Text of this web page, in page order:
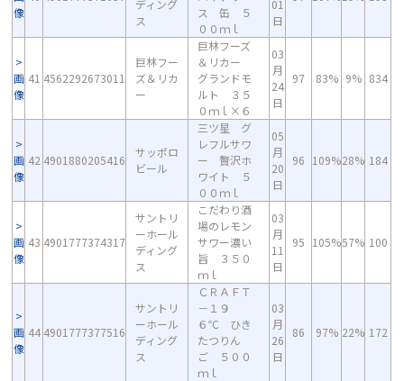
像
ディング
ス
ス 缶 ５
００ｍｌ
01
日
画
像
41 4562292673011
巨林フー
ズ＆リカ
ー
巨林フーズ
＆リカー
グランドモ
ルト ３５
０ｍｌ×６
03
月
24
日
97 83% 9% 834
画
像
42 4901880205416
サッポロ
ビール
三ツ星 グ
レフルサワ
ー 贅沢ホ
ワイト ５
００ｍｌ
05
月
20
日
96 109%28% 184
画
像
43 4901777374317
サントリ
ーホール
ディング
ス
こだわり酒
場のレモン
サワー濃い
旨 ３５０
ｍｌ
03
月
11
日
95 105%57% 100
画
像
44 4901777377516
サントリ
ーホール
ディング
ス
ＣＲＡＦＴ
－１９
６℃ ひき
たつりん
ご ５００
ｍｌ
03
月
26
日
86 97% 22% 172